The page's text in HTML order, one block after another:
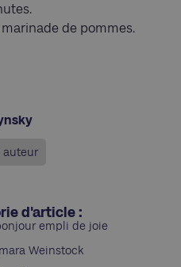
de pommes.
auteur
d'article :
empli de joie
Weinstock